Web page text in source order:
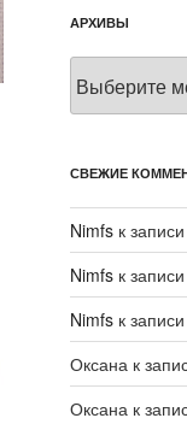
АРХИВЫ
СВЕЖИЕ
Nimfsк
Nimfsк
Nimfsк
Оксанак
Оксанак